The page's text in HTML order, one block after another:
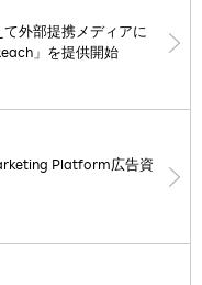
て外部提携メディアに
」を提供開始
Platform広告資